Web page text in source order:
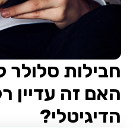
חבילות סלולר
האם זה עדיין
הדיגיטלי?